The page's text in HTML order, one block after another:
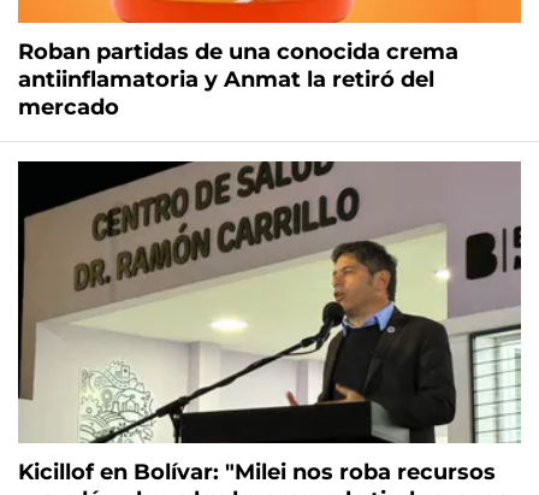
Roban partidas de una conocida crema
antiinflamatoria y Anmat la retiró del
mercado
Kicillof en Bolívar: "Milei nos roba recursos